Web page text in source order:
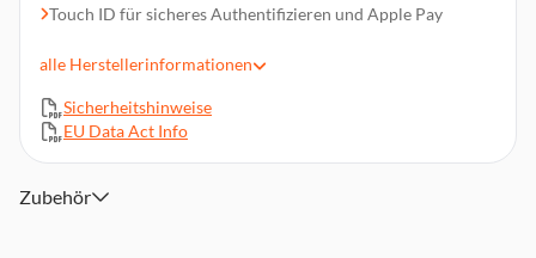
Touch ID für sicheres Authentifizieren und Apple Pay
Frontkamera mit Folgemodus
Stereo-Lautsprecher im Querformat
In Verbindung bleiben mit ultraschnellem WLAN 6
USB-C Anschluss zum Aufladen und für Zubehör
alle Herstellerinformationen
Sicherheitshinweise
EU Data Act Info
Zubehör